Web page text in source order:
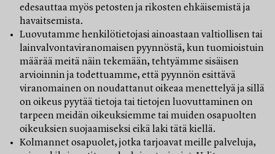
edesauttaa myös petosten ja rikosten ehkäisemistä ja
havaitsemista.
Luovutamme henkilötietojasi ainoastaan valtiollisen tai
lainvalvontaviranomaisen pyynnöstä, kun tuomioistuin
määrää meitä näin tekemään, tehtyämme sisäisen
arvioinnin ja todettuamme, että pyynnön esittävä
viranomainen on noudattanut oikeaa menettelyä ja sillä
on oikeus pyytää tietoja tai tietojen luovuttaminen on
tarpeen meidän oikeuksiemme tai muiden osapuolten
oikeuksien suojaamiseksi eikä laki tätä kiellä.
Kolmannet osapuolet, jotka tarjoavat meille palveluja,